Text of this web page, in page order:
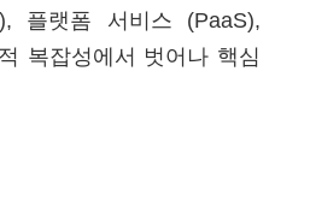
플랫폼 서비스 (PaaS),
복잡성에서 벗어나 핵심